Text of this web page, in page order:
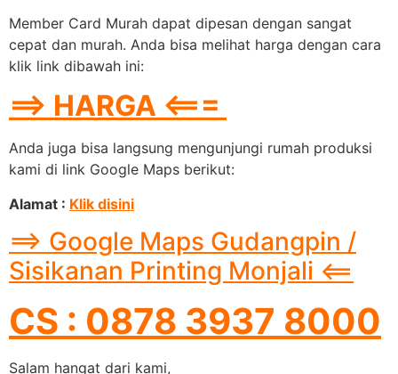
Member Card Murah dapat dipesan dengan sangat
cepat dan murah. Anda bisa melihat harga dengan cara
klik link dibawah ini:
==> HARGA <===
Anda juga bisa langsung mengunjungi rumah produksi
kami di link Google Maps berikut:
Alamat : Klik disini
==> Google Maps Gudangpin /
Sisikanan Printing Monjali <==
CS : 0878 3937 8000
Salam hangat dari kami,